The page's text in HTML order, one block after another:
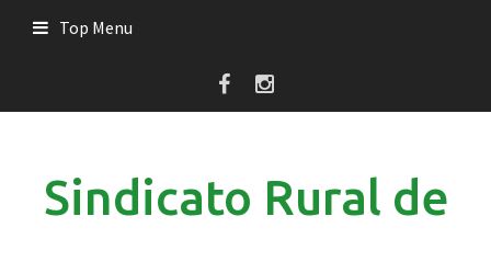
Top Menu
Sindicato Rural de